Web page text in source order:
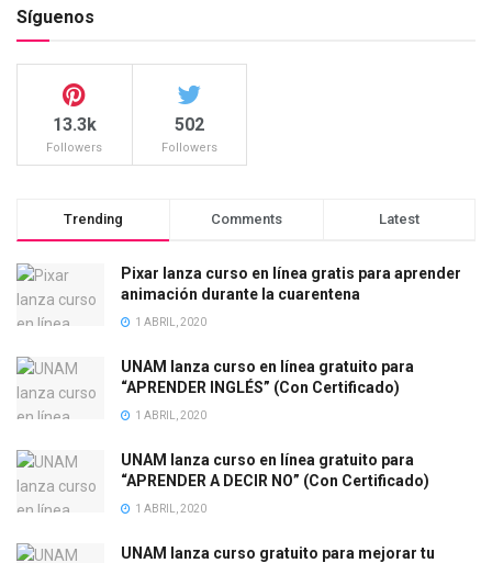
Síguenos
13.3k
Followers
502
Followers
Trending Comments Latest
Pixar lanza curso en línea gratis para aprender
animación durante la cuarentena
1 ABRIL, 2020
UNAM lanza curso en línea gratuito para
“APRENDER INGLÉS” (Con Certificado)
1 ABRIL, 2020
UNAM lanza curso en línea gratuito para
“APRENDER A DECIR NO” (Con Certificado)
1 ABRIL, 2020
UNAM lanza curso gratuito para mejorar tu